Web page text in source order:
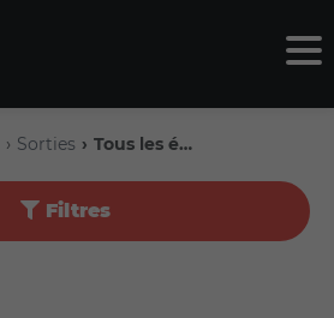
Sorties Tous les événements
Filtres